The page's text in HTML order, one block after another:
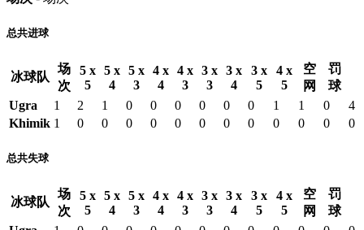
总共进球
冰球队
场
次
5 x
5
5 x
4
5 x
3
4 x
4
4 x
3
3 x
3
3 x
4
3 x
5
4 x
5
空
网
罚
球
Ugra
1 2 1 0 0 0 0 0 0 1 1 0
4
Khimik 1 0 0 0 0 0 0 0 0 0 0 0 0
总共失球
冰球队
场
次
5 x
5
5 x
4
5 x
3
4 x
4
4 x
3
3 x
3
3 x
4
3 x
5
4 x
5
空
网
罚
球